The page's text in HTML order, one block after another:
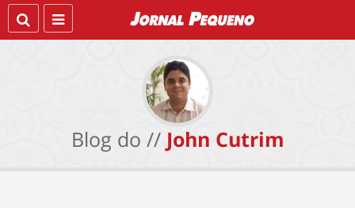
Blog do // John Cutrim